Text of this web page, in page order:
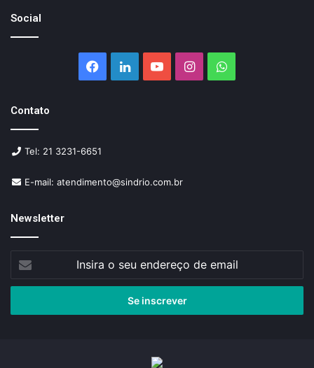
Social
Facebook
LinkedinYouTubeInstagramWhatsApp
Contato
Tel: 21 3231-6651
E-mail: atendimento@sindrio.com.br
Newsletter
seu
de